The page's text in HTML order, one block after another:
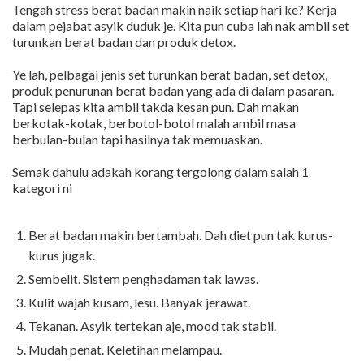
Tengah stress berat badan makin naik setiap hari ke? Kerja
dalam pejabat asyik duduk je. Kita pun cuba lah nak ambil set
turunkan berat badan dan produk detox.
Ye lah, pelbagai jenis set turunkan berat badan, set detox,
produk penurunan berat badan yang ada di dalam pasaran.
Tapi selepas kita ambil takda kesan pun. Dah makan
berkotak-kotak, berbotol-botol malah ambil masa
berbulan-bulan tapi hasilnya tak memuaskan.
Semak dahulu adakah korang tergolong dalam salah 1
kategori ni
Berat badan makin bertambah. Dah diet pun tak kurus-
kurus jugak.
Sembelit. Sistem penghadaman tak lawas.
Kulit wajah kusam, lesu. Banyak jerawat.
Tekanan. Asyik tertekan aje, mood tak stabil.
Mudah penat. Keletihan melampau.